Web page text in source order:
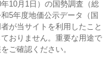
10月1日）の国勢調査（総
5年度地価公示データ（国
が当サイトを利用したこと
おりません。重要な用途で
ご確認ください。